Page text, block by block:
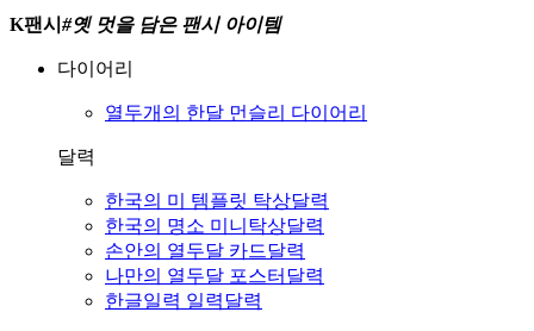
K팬시 #옛 멋을 담은 팬시 아이템
다이어리
열두개의 한달 먼슬리 다이어리
달력
한국의 미
템플릿 탁상달력
한국의 명소 미니탁상달력
손안의 열두달 카드달력
나만의 열두달 포스터달력
한글일력 일력달력